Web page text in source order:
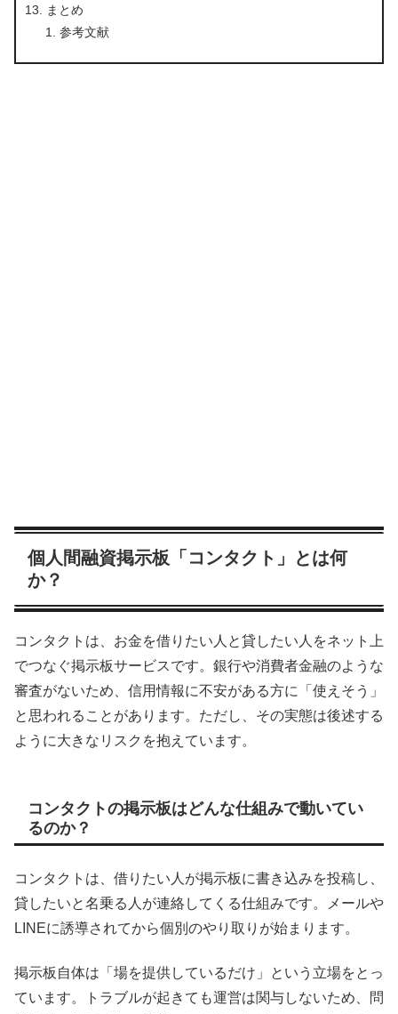
まとめ
参考文献
個人間融資掲示板「コンタクト」とは何
か？
コンタクトは、お金を借りたい人と貸したい人をネット上
でつなぐ掲示板サービスです。銀行や消費者金融のような
審査がないため、信用情報に不安がある方に「使えそう」
と思われることがあります。ただし、その実態は後述する
ように大きなリスクを抱えています。
コンタクトの掲示板はどんな仕組みで動いてい
るのか？
コンタクトは、借りたい人が掲示板に書き込みを投稿し、
貸したいと名乗る人が連絡してくる仕組みです。メールや
LINEに誘導されてから個別のやり取りが始まります。
掲示板自体は「場を提供しているだけ」という立場をとっ
ています。トラブルが起きても運営は関与しないため、問